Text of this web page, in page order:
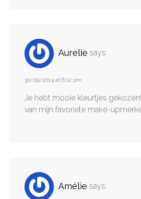
Aurelie says:
30/09/2014 at 6:12 pm
Je hebt mooie kleurtjes
van mijn favoriete make-
Amélie says: